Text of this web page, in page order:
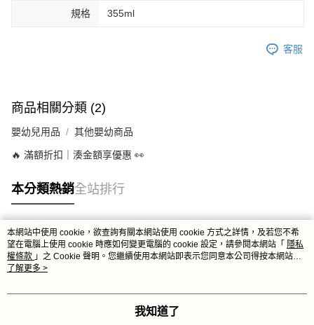
規格 355ml
客服
商品相關分類 (2)
嬰幼兒用品 其他嬰幼商品
🔥 滿額折扣｜湊金額享優惠 👀
本分類熱銷全站排行
熱門標籤
本網站中使用 cookie，欲查詢有關本網站使用 cookie 方式之詳情，及若您不希
望在電腦上使用 cookie 時應如何變更電腦的 cookie 設定，請參閱本網站「 隱私
權條款 」之 Cookie 聲明。您繼續使用本網站即表示您同意本公司得按本網站使
用條款之 Cookie 聲明使用 cookie。
了解更多 >
我知道了